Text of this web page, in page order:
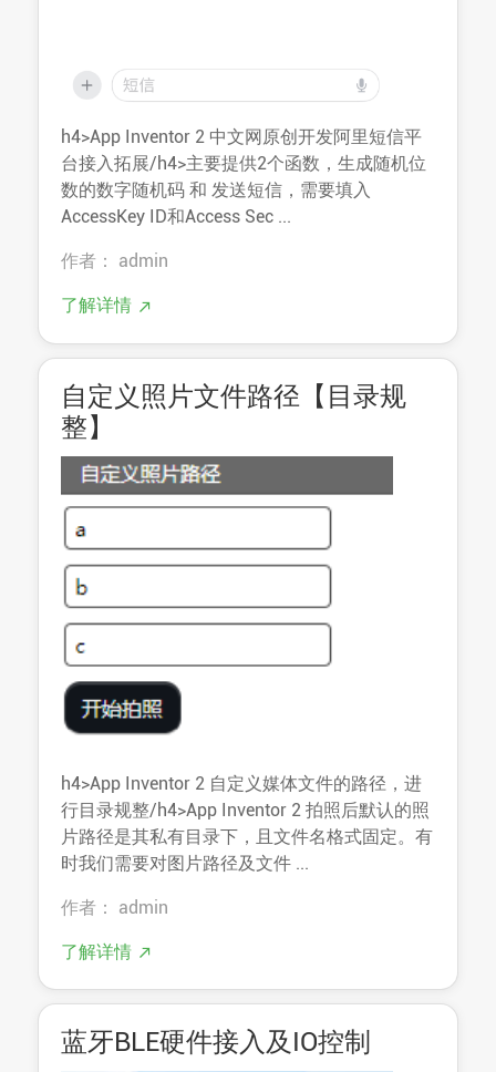
h4>App Inventor 2 中文网原创开发阿里短信平
台接入拓展/h4>主要提供2个函数，生成随机位
数的数字随机码 和 发送短信，需要填入
AccessKey ID和Access Sec ...
作者： admin
了解详情
自定义照片文件路径【目录规
整】
h4>App Inventor 2 自定义媒体文件的路径，进
行目录规整/h4>App Inventor 2 拍照后默认的照
片路径是其私有目录下，且文件名格式固定。有
时我们需要对图片路径及文件 ...
作者： admin
了解详情
蓝牙BLE硬件接入及IO控制